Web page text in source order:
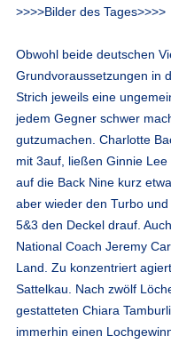
>>>>Bilder des Tages>>>>
Obwohl beide deutschen
Grundvoraussetzungen in
Strich jeweils eine
jedem Gegner schwer
gutzumachen. Charlotte
mit 3auf, ließen Ginnie
auf die Back Nine kurz
aber wieder den Turbo
5&3 den Deckel drauf.
National Coach Jeremy
Land. Zu konzentriert
Sattelkau. Nach zwölf
gestatteten Chiara
immerhin einen